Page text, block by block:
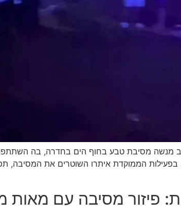
מסיבת טבע בחוף הים בחדרה, בה השתתפו
הממוקדת איתרו השוטרים את המסיבה,
פיזור מסיבה עם מאות